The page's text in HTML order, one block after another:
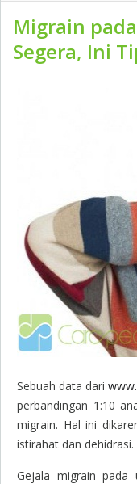
Migrain
Segera, Ini
Sebuah data dari
perbandingan 1:10
migrain. Hal ini
istirahat dan dehidrasi.
Gejala migrain pada